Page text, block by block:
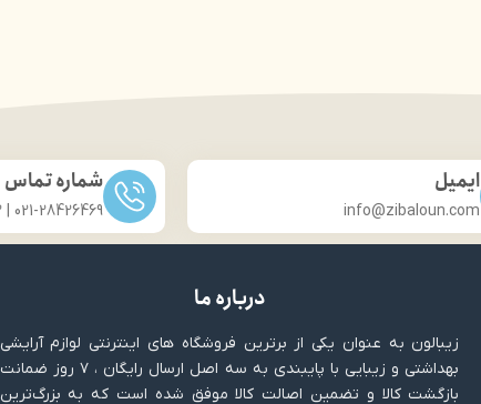
ایمیل
info@zibaloun.com
شماره تماس
021-28426469 | 031-33686592
درباره ما
زیبالون به عنوان یکی از برترین فروشگاه های اینترنتی لوازم آرایشی
بهداشتی و زیبایی با پایبندی به سه اصل ارسال رایگان ، ۷ روز ضمانت
بازگشت کالا و تضمین اصالت کالا موفق شده است که به بزرگ‌ترین